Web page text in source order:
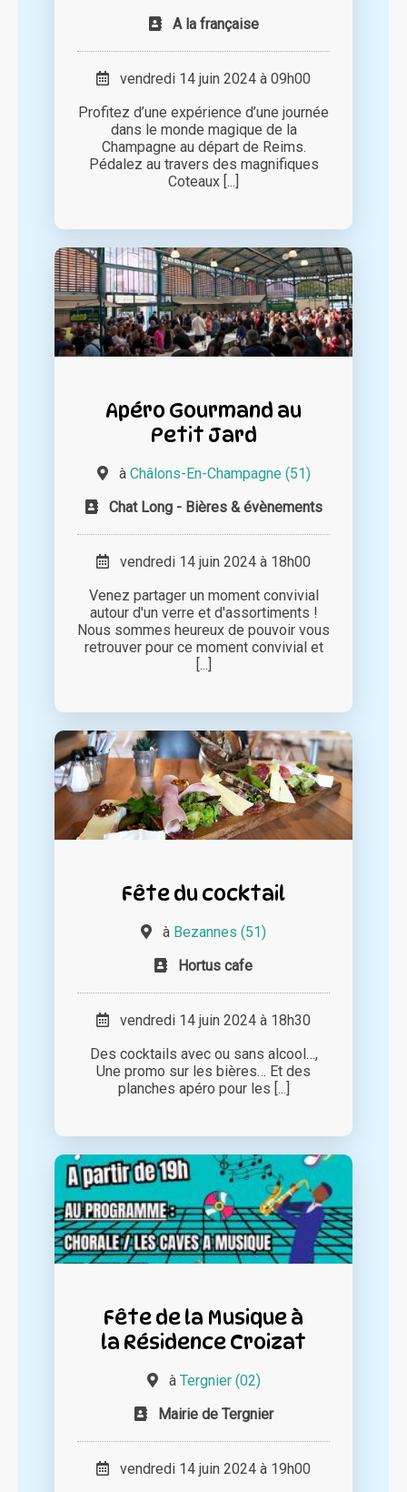
A la française
vendredi 14 juin 2024 à 09h00
Profitez d’une expérience d’une journée
dans le monde magique de la
Champagne au départ de Reims.
Pédalez au travers des magnifiques
Coteaux [...]
Apéro Gourmand au
Petit Jard
à Châlons-En-Champagne (51)
Chat Long - Bières & évènements
vendredi 14 juin 2024 à 18h00
Venez partager un moment convivial
autour d'un verre et d'assortiments !
Nous sommes heureux de pouvoir vous
retrouver pour ce moment convivial et
[...]
Fête du cocktail
à Bezannes (51)
Hortus cafe
vendredi 14 juin 2024 à 18h30
Des cocktails avec ou sans alcool…,
Une promo sur les bières… Et des
planches apéro pour les [...]
Fête de la Musique à
la Résidence Croizat
à Tergnier (02)
Mairie de Tergnier
vendredi 14 juin 2024 à 19h00